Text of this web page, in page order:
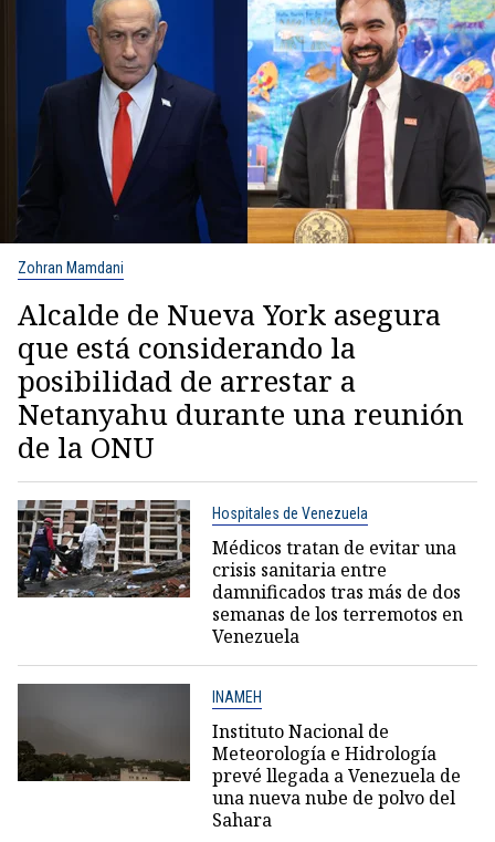
Zohran Mamdani
Alcalde de Nueva York asegura
que está considerando la
posibilidad de arrestar a
Netanyahu durante una reunión
de la ONU
Hospitales de Venezuela
Médicos tratan de evitar una
crisis sanitaria entre
damnificados tras más de dos
semanas de los terremotos en
Venezuela
INAMEH
Instituto Nacional de
Meteorología e Hidrología
prevé llegada a Venezuela de
una nueva nube de polvo del
Sahara